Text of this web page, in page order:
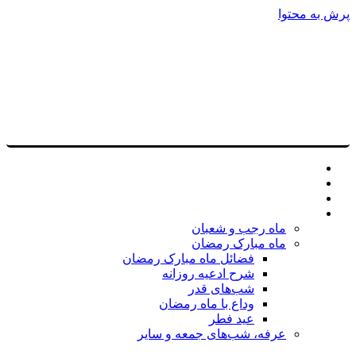
پرش به محتوا
ماه رجب و شعبان
ماه مبارک رمضان
فضائل ماه مبارک رمضان
شرح ادعیه روزانه
شب‌های قدر
وداع با ماه رمضان
عید فطر
عرفه، شب‌های جمعه و سایر